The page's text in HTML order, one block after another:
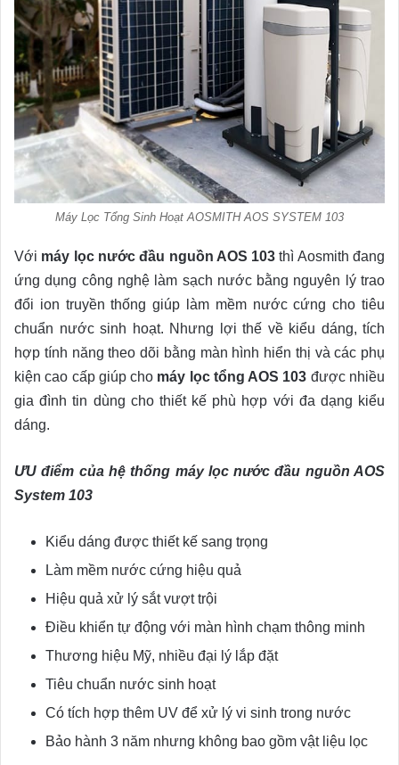
Máy Lọc Tổng Sinh Hoạt AOSMITH AOS SYSTEM 103
Với máy lọc nước đầu nguồn AOS 103 thì Aosmith đang
ứng dụng công nghệ làm sạch nước bằng nguyên lý trao
đổi ion truyền thống giúp làm mềm nước cứng cho tiêu
chuẩn nước sinh hoạt. Nhưng lợi thế về kiểu dáng, tích
hợp tính năng theo dõi bằng màn hình hiển thị và các phụ
kiện cao cấp giúp cho máy lọc tổng AOS 103 được nhiều
gia đình tin dùng cho thiết kế phù hợp với đa dạng kiểu
dáng.
ƯU điểm của hệ thống máy lọc nước đầu nguồn AOS
System 103
Kiểu dáng được thiết kế sang trọng
Làm mềm nước cứng hiệu quả
Hiệu quả xử lý sắt vượt trội
Điều khiển tự động với màn hình chạm thông minh
Thương hiệu Mỹ, nhiều đại lý lắp đặt
Tiêu chuẩn nước sinh hoạt
Có tích hợp thêm UV để xử lý vi sinh trong nước
Bảo hành 3 năm nhưng không bao gồm vật liệu lọc